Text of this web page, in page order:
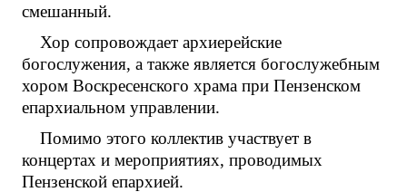
смешанный.
Хор сопровождает архиерейские
богослужения, а также является богослужебным
хором Воскресенского храма при Пензенском
епархиальном управлении.
Помимо этого коллектив участвует в
концертах и мероприятиях, проводимых
Пензенской епархией.